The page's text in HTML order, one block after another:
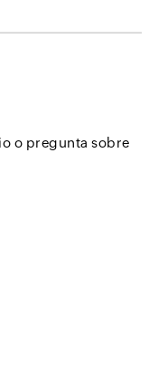
o pregunta sobre